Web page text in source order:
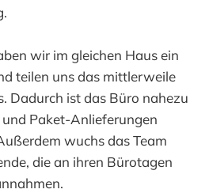
wir im gleichen Haus ein
teilen uns das mittlerweile
Dadurch ist das Büro nahezu
Paket-Anlieferungen
wuchs das Team
die an ihren Bürotagen